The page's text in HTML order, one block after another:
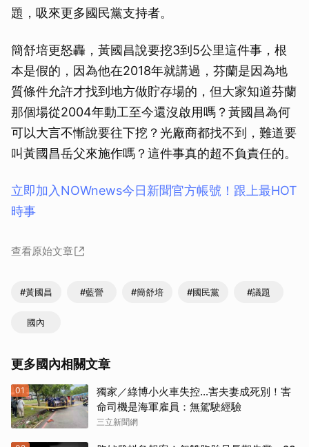
題，吸來更多國民黨支持者。
簡舒培更怒轟，黃國昌說要挖3到5公里這件事，根
本是假的，因為他在2018年就講過，芬蘭是因為地
質條件允許才找到地方做貯存場的，但大家知道芬蘭
那個場從2004年動工至今還沒啟用嗎？黃國昌為何
可以大言不慚說要往下挖？光廠商都找不到，難道要
叫黃國昌岳父來施作嗎？這件事真的超不負責任的。
立即加入NOWnews今⽇新聞官⽅帳號！跟上最HOT
時事
查看原始文章
#黃國昌 #藍營 #簡舒培 #國民黨 #議題
國內
更多國內相關文章
01
獨家／綠博小火車失控…害夫妻成死別！害
命司機是海軍雇員：無駕駛經驗
三立新聞網